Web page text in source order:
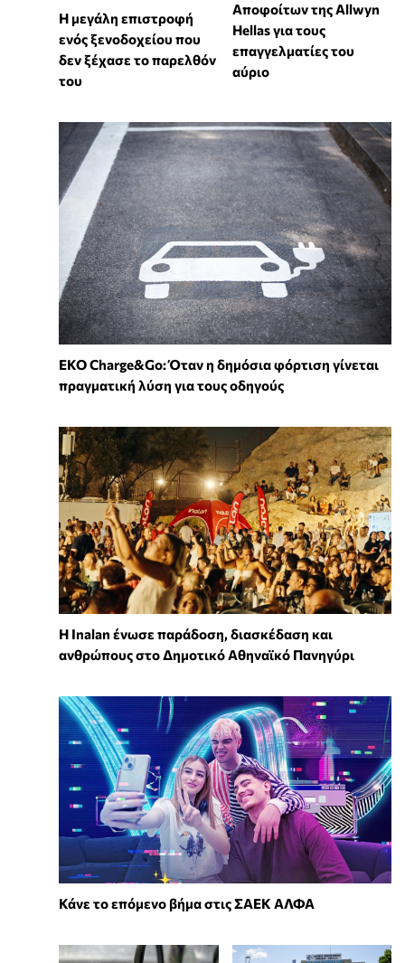
Η μεγάλη επιστροφή
ενός ξενοδοχείου που
δεν ξέχασε το παρελθόν
του
Αποφοίτων της Allwyn
Hellas για τους
επαγγελματίες του
αύριο
EKO Charge&Go: Όταν η δημόσια φόρτιση γίνεται
πραγματική λύση για τους οδηγούς
Η Inalan ένωσε παράδοση, διασκέδαση και
ανθρώπους στο Δημοτικό Αθηναϊκό Πανηγύρι
Κάνε το επόμενο βήμα στις ΣΑΕΚ ΑΛΦΑ